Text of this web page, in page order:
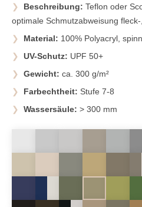
Beschreibung: Teflon oder
optimale Schmutzabweisung
Material: 100% Polyacryl,
UV-Schutz: UPF 50+
Gewicht: ca. 300 g/m²
Farbechtheit: Stufe 7-8
Wassersäule: > 300 mm